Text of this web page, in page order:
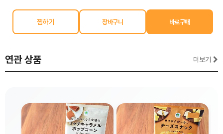
찜하기
연관 상품 더보기